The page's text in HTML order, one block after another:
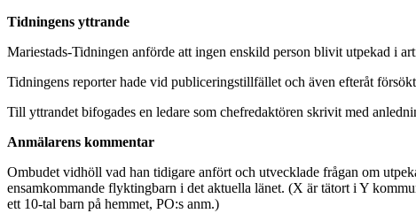
Tidningens yttrande
Mariestads-Tidningen anförde att ingen enskild person blivit utpekad i
Tidningens reporter hade vid publiceringstillfället och även efteråt
Till yttrandet bifogades en ledare som chefredaktören skrivit med
Anmälarens kommentar
Ombudet vidhöll vad han tidigare anfört och utvecklade frågan om
ensamkommande flyktingbarn i det aktuella länet. (X är tätort i Y
ett 10-tal barn på hemmet, PO:s anm.)